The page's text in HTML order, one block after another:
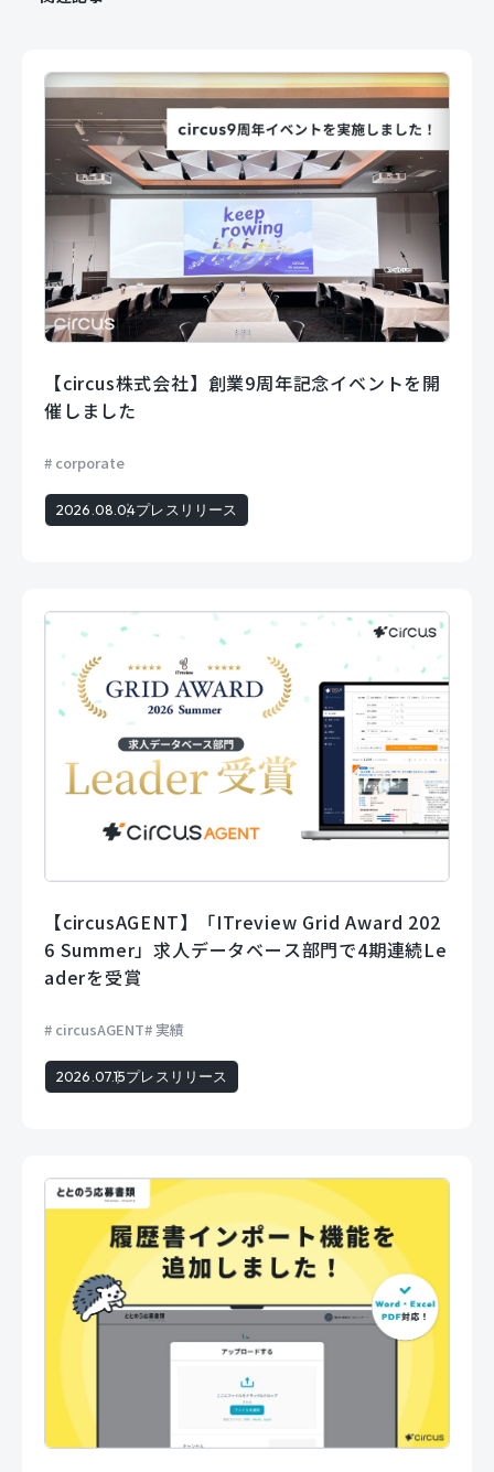
【circus株式会社】創業9周年記念イベントを開
催しました
corporate
2026.08.04プレスリリース
【circusAGENT】「ITreview Grid Award 202
6 Summer」求人データベース部門で4期連続Le
aderを受賞
circusAGENT 実績
2026.07.15プレスリリース